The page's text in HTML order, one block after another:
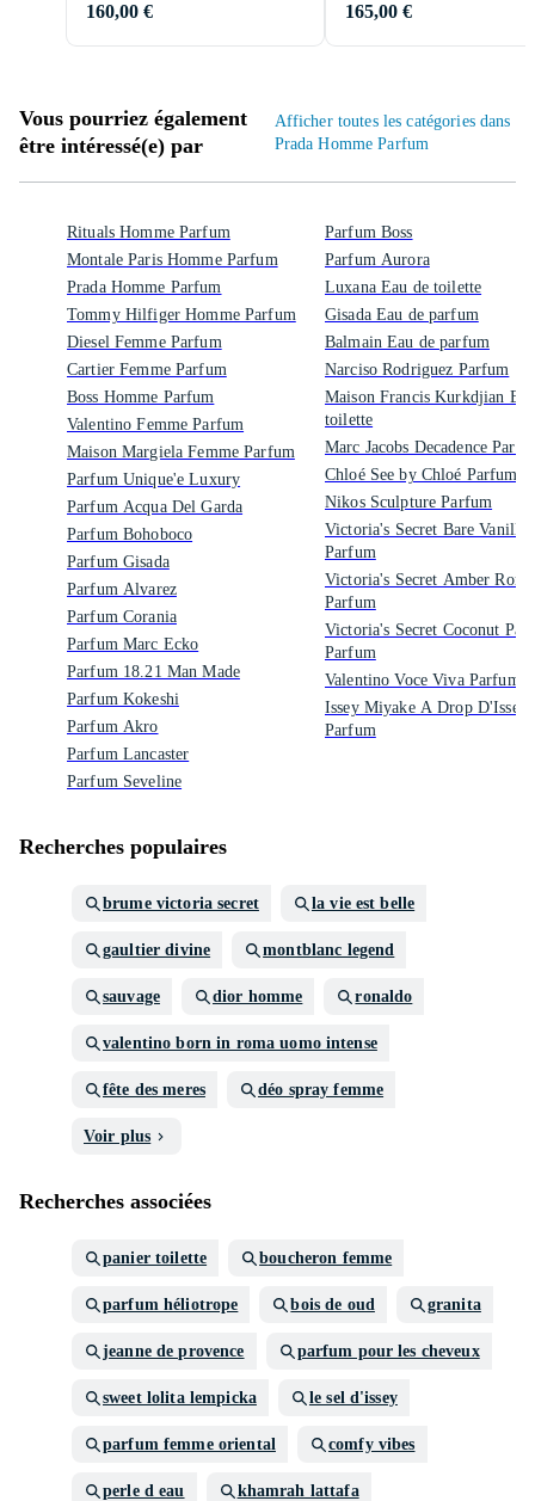
160,00 € 165,00 €
Vous pourriez également
être intéressé(e) par
Afficher toutes les catégories dans
Prada Homme Parfum
Rituals Homme Parfum
Montale Paris Homme Parfum
Prada Homme Parfum
Tommy Hilfiger Homme Parfum
Diesel Femme Parfum
Cartier Femme Parfum
Boss Homme Parfum
Valentino Femme Parfum
Maison Margiela Femme Parfum
Parfum Unique'e Luxury
Parfum Acqua Del Garda
Parfum Bohoboco
Parfum Gisada
Parfum Alvarez
Parfum Corania
Parfum Marc Ecko
Parfum 18.21 Man Made
Parfum Kokeshi
Parfum Akro
Parfum Lancaster
Parfum Seveline
Parfum Boss
Parfum Aurora
Luxana Eau de toilette
Gisada Eau de parfum
Balmain Eau de parfum
Narciso Rodriguez Parfum
Maison Francis Kurkdjian
toilette
Marc Jacobs Decadence
Chloé See by Chloé Parfum
Nikos Sculpture Parfum
Victoria's Secret Bare Vanilla
Parfum
Victoria's Secret Amber
Parfum
Victoria's Secret Coconut
Parfum
Valentino Voce Viva Parfum
Issey Miyake A Drop D'Issey
Parfum
Recherches populaires
brume victoria secret la vie est belle
gaultier divine montblanc legend
sauvage dior homme ronaldo
valentino born in roma uomo intense
fête des meres déo spray femme
Voir plus
Recherches associées
panier toilette boucheron femme
parfum héliotrope bois de oud granita
jeanne de provence parfum pour les cheveux
sweet lolita lempicka le sel d'issey
parfum femme oriental comfy vibes
perle d eau khamrah lattafa